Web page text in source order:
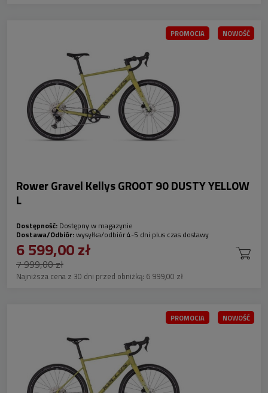
Rower Gravel Kellys GROOT 90 DUSTY YELLOW
L
Dostępność: Dostępny w magazynie
Dostawa/Odbiór:wysyłka/odbiór 4-5 dni plus czas dostawy
6 599,00 zł
7 999,00 zł
Najniższa cena z 30 dni przed obniżką: 6 999,00 zł
PROMOCJA NOWOŚĆ
PROMOCJA NOWOŚĆ